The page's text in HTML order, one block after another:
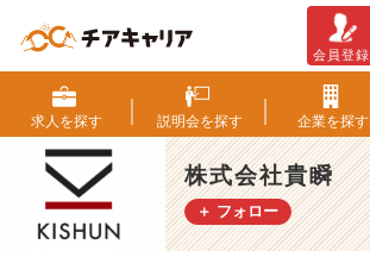
ン
チ
に
行
き
ま
会員登録
求人を探す 説明会を探す 企業を探す
株式会社貴瞬
＋ フォロー